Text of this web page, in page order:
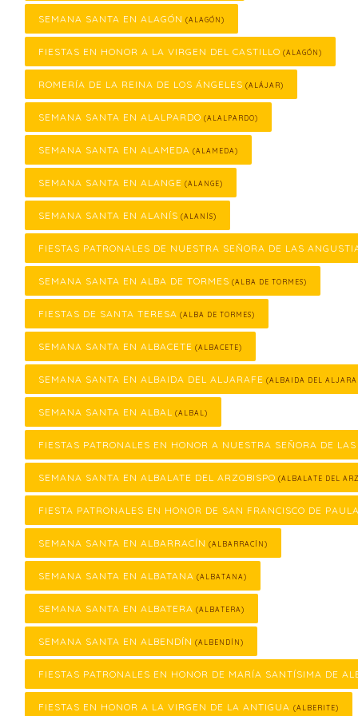
SEMANA SANTA EN ALAGÓN (ALAGÓN)
FIESTAS EN HONOR A LA VIRGEN DEL CASTILLO (ALAGÓN)
ROMERÍA DE LA REINA DE LOS ÁNGELES (ALÁJAR)
SEMANA SANTA EN ALALPARDO (ALALPARDO)
SEMANA SANTA EN ALAMEDA (ALAMEDA)
SEMANA SANTA EN ALANGE (ALANGE)
SEMANA SANTA EN ALANÍS (ALANÍS)
FIESTAS PATRONALES DE NUESTRA SEÑORA DE LAS
SEMANA SANTA EN ALBA DE TORMES (ALBA DE TORMES)
FIESTAS DE SANTA TERESA (ALBA DE TORMES)
SEMANA SANTA EN ALBACETE (ALBACETE)
SEMANA SANTA EN ALBAIDA DEL ALJARAFE (ALBAIDA DEL
SEMANA SANTA EN ALBAL (ALBAL)
FIESTAS PATRONALES EN HONOR A NUESTRA SEÑORA DE
SEMANA SANTA EN ALBALATE DEL ARZOBISPO (ALBALATE DEL
FIESTA PATRONALES EN HONOR DE SAN FRANCISCO DE
SEMANA SANTA EN ALBARRACÍN (ALBARRACÍN)
SEMANA SANTA EN ALBATANA (ALBATANA)
SEMANA SANTA EN ALBATERA (ALBATERA)
SEMANA SANTA EN ALBENDÍN (ALBENDÍN)
FIESTAS PATRONALES EN HONOR DE MARÍA SANTÍSIMA DE
FIESTAS EN HONOR A LA VIRGEN DE LA ANTIGUA (ALBERITE)